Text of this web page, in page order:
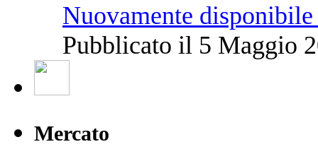
Nuovamente
Pubblicato il 5 Maggio
Mercato